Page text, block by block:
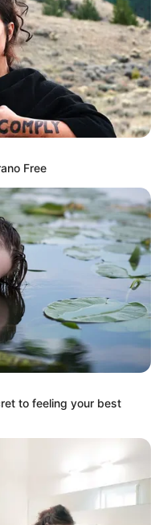
más
Free
to feeling your best